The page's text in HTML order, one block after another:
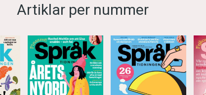
Artiklar per nummer